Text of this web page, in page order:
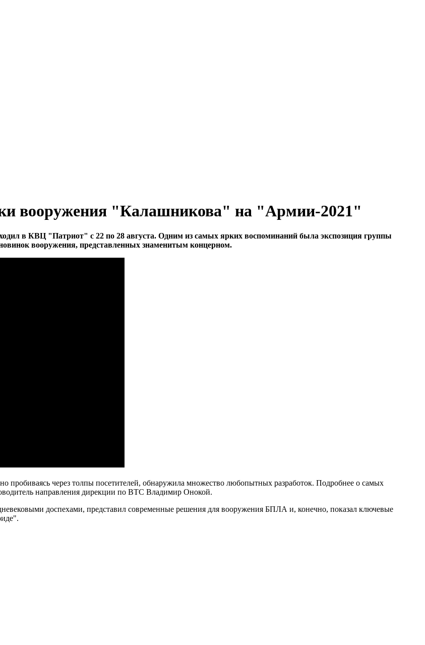
вооружения "Калашникова" на "Армии-2021"
в КВЦ "Патриот" с 22 по 28 августа. Одним из самых ярких воспоминаний была экспозиция группы
вооружения, представленных знаменитым концерном.
через толпы посетителей, обнаружила множество любопытных разработок. Подробнее о самых
направления дирекции по ВТС Владимир Онокой.
доспехами, представил современные решения для вооружения БПЛА и, конечно, показал ключевые